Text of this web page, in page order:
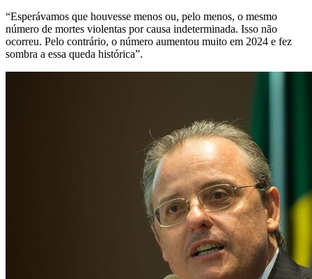
“Esperávamos que houvesse menos ou, pelo menos, o mesmo
número de mortes violentas por causa indeterminada. Isso não
ocorreu. Pelo contrário, o número aumentou muito em 2024 e fez
sombra a essa queda histórica”.